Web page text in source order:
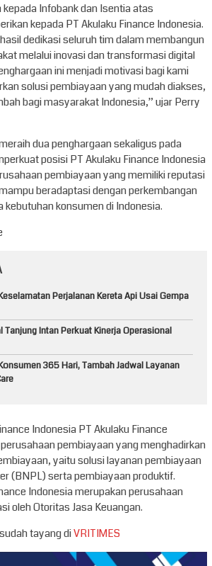
Infobank dan Isentia atas
kepada PT Akulaku Finance Indonesia.
dedikasi seluruh tim dalam membangun
melalui inovasi dan transformasi digital
ini menjadi motivasi bagi kami
solusi pembiayaan yang mudah diakses,
bagi masyarakat Indonesia,” ujar Perry
dua penghargaan sekaligus pada
posisi PT Akulaku Finance Indonesia
pembiayaan yang memiliki reputasi
beradaptasi dengan perkembangan
kebutuhan konsumen di Indonesia.
Perjalanan Kereta Api Usai Gempa
Tanjung Intan Perkuat Kinerja Operasional
365 Hari, Tambah Jadwal Layanan
Indonesia PT Akulaku Finance
pembiayaan yang menghadirkan
yaitu solusi layanan pembiayaan
(BNPL) serta pembiayaan produktif.
Indonesia merupakan perusahaan
oleh Otoritas Jasa Keuangan.
tayang diVRITIMES